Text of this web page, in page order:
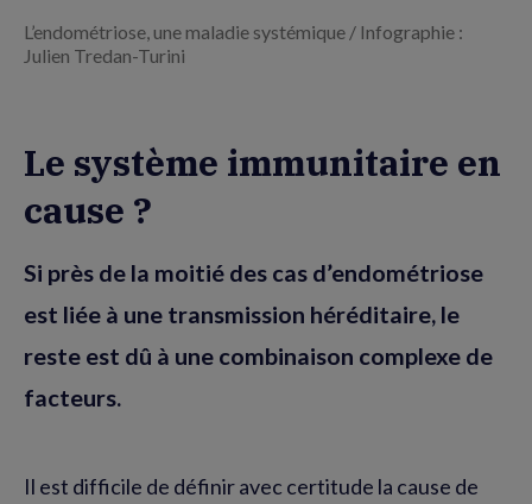
L’endométriose, une maladie systémique / Infographie :
Julien Tredan-Turini
Le système immunitaire en
cause ?
Si près de la moitié des cas d’endométriose
est liée à une transmission héréditaire, le
reste est dû à une combinaison complexe de
facteurs.
Il est difficile de définir avec certitude la cause de